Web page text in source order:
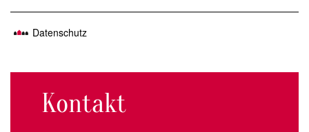
Datenschutz
Kontakt